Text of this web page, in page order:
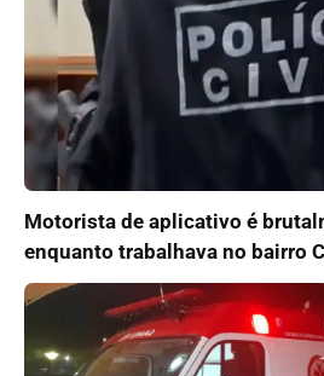
Motorista de aplicativo é
enquanto trabalhava no bairro